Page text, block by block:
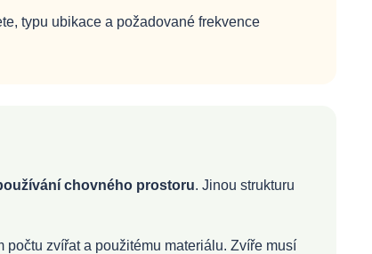
typu ubikace a požadované frekvence
chovného prostoru. Jinou strukturu
zvířat a použitému materiálu. Zvíře musí